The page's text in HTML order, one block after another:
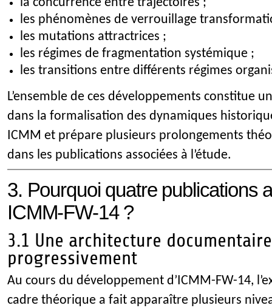
les phénomènes de verrouillage
les mutations attractrices ;
les régimes de fragmentation systémique ;
les transitions entre différents régimes
L’ensemble de ces développements constitue
dans la formalisation des dynamiques
ICMM et prépare plusieurs prolongements
dans les publications associées à l’étude.
3. Pourquoi quatre publications
ICMM-FW-14 ?
3.1 Une architecture
progressivement
Au cours du développement d’ICMM-FW-14,
cadre théorique a fait apparaître plusieurs